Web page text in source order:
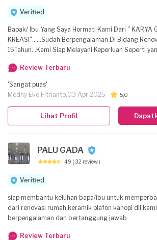
Verified
Bapak/ Ibu Yang Saya Hormati Kami Dari " KARYA GEMILANG
KREASI"......Sudah Berpengalaman Di Bidang Renovasi
15Tahun...Kami Siap Melayani Keperluan Seperti
Karena Kepuasan Kostumer Adalah Tujuan Kami.. Kami Siap Memberikan
Garansi Pekerjaan Selama 2bulan Setelah
Review Terbaru
'Sangat puas'
Medhy Eko Fitrianto,03 Apr 2025 5,0
Lihat Profil
PALU GADA
4.9 ( 32 review )
Verified
siap membantu keluhan bapa/ibu untuk
dari renovasi rumah keramik plafon kanopi dll
berpengalaman dan bertanggung jawab
Review Terbaru